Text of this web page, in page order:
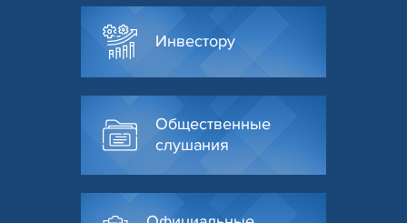
Инвестору
Общественные
слушания